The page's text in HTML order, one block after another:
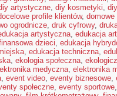
artystyczne, diy kosmetyki,
profile klientów,
ogrodnicze, druk cyfrowy,
artystyczna, edukacja
dzieci, edukacja
, edukacja techniczna,
, ekologia społeczna,
medyczna, elektronika
, event video, eventy biznesowe,
społeczne, eventy sportowe